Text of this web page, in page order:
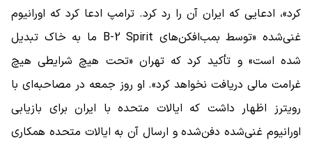
کرد»، ادعایی که ایران آن را رد کرد. ترامپ ادعا کرد که اورانیوم
غنی‌شده «توسط بمب‌افکن‌های B-2 Spirit ما به خاک تبدیل
شده است» و تأکید کرد که تهران «تحت هیچ شرایطی هیچ
غرامت مالی دریافت نخواهد کرد». او روز جمعه در مصاحبه‌ای با
رویترز اظهار داشت که ایالات متحده با ایران برای بازیابی
اورانیوم غنی‌شده دفن‌شده و ارسال آن به ایالات متحده همکاری